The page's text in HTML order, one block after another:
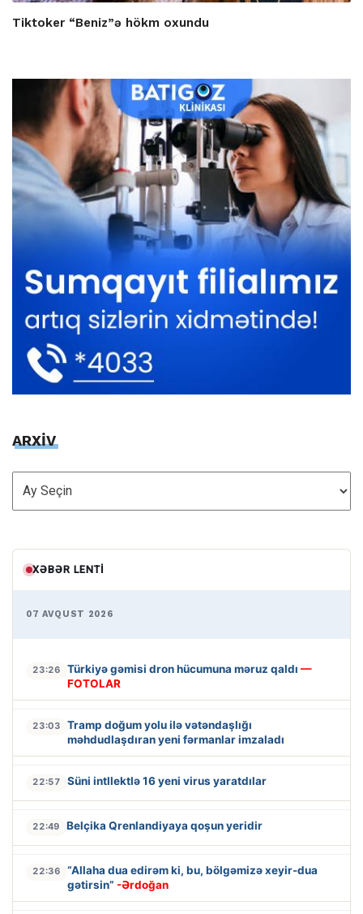
Tiktoker “Beniz”ə hökm oxundu
ARXİV
ARXİV
XƏBƏR LENTI
07 AVQUST 2026
23:26 Türkiyə gəmisi dron hücumuna məruz qaldı —
FOTOLAR
23:03
Tramp doğum yolu ilə vətəndaşlığı
məhdudlaşdıran yeni fərmanlar imzaladı
22:57 Süni intllektlə 16 yeni virus yaratdılar
22:49 Belçika Qrenlandiyaya qoşun yeridir
22:36
“Allaha dua edirəm ki, bu, bölgəmizə xeyir-dua
gətirsin” -Ərdoğan